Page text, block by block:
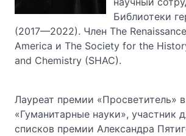
Библиотеки
(2017—2022). Член The
America и The Society for the
and Chemistry (SHAC).
Лауреат премии «Просветитель»
«Гуманитарные науки», участник
списков премии Александра